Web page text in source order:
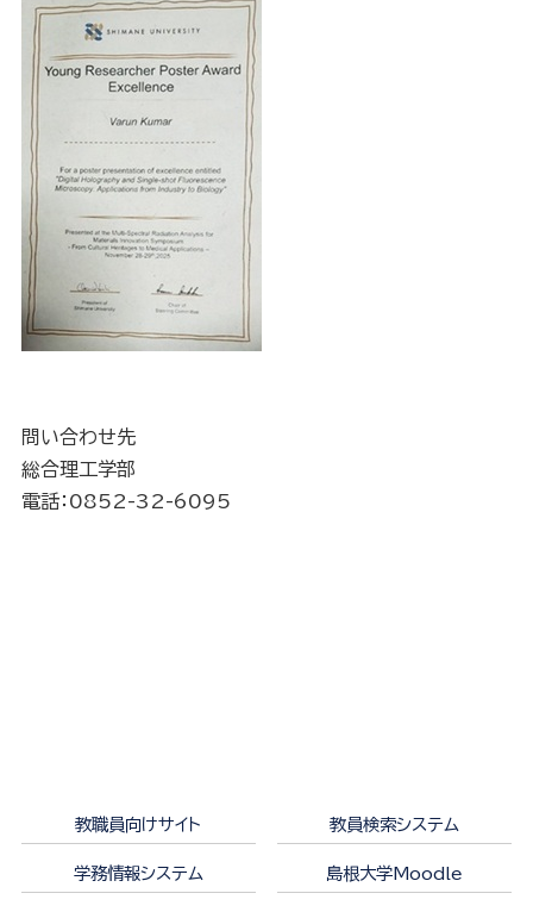
問い合わせ先
総合理工学部
電話：0852-32-6095
教職員向けサイト 教員検索システム
学務情報システム 島根大学Moodle